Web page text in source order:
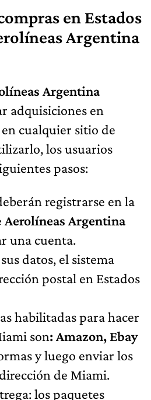
en Estados
Argentina
Argentina
adquisiciones en
cualquier sitio de
los usuarios
pasos:
registrarse en la
Aerolíneas Argentina
una cuenta.
datos, el sistema
postal en Estados
habilitadas para hacer
son: Amazon, Ebay
y luego enviar los
de Miami.
los paquetes